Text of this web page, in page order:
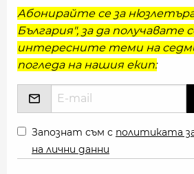
Абонирайте се за
България", за да получавате
интересните теми на
погледа на нашия екип:
Запознат съм с политиката
на лични данни